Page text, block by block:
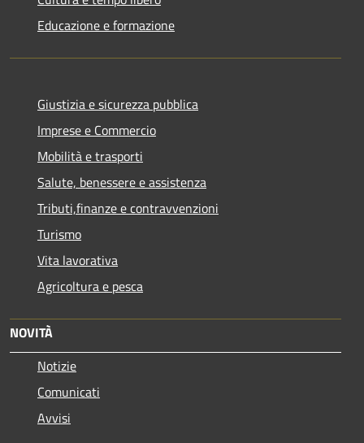
Educazione e formazione
Giustizia e sicurezza pubblica
Imprese e Commercio
Mobilità e trasporti
Salute, benessere e assistenza
Tributi,finanze e contravvenzioni
Turismo
Vita lavorativa
Agricoltura e pesca
NOVITÀ
Notizie
Comunicati
Avvisi